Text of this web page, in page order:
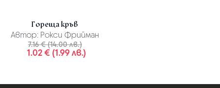
Гореща кръв
Автор: Рокси Фрийман
7.16 € (14.00 лв.)
1.02 € (1.99 лв.)